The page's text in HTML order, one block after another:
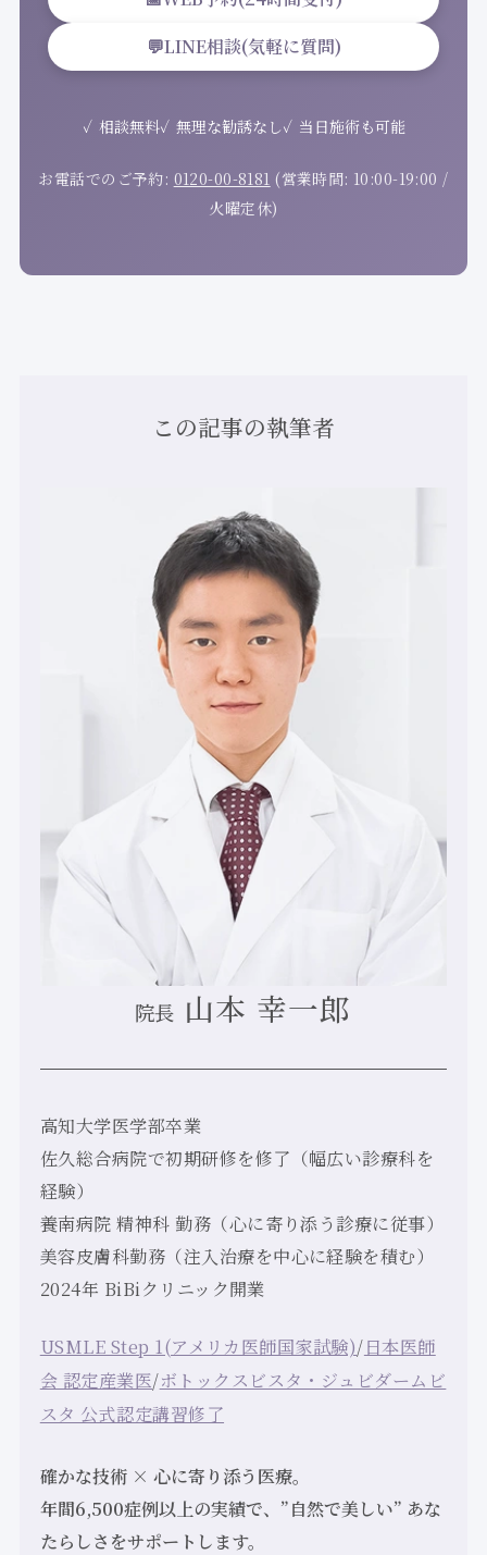
💬LINE相談(気軽に質問)
相談無料 無理な勧誘なし 当日施術も可能
お電話でのご予約: 0120-00-8181 (営業時間: 10:00-19:00 /
火曜定休)
この記事の執筆者
院長 山本 幸一郎
高知大学医学部卒業
佐久総合病院で初期研修を修了（幅広い診療科を
経験）
養南病院 精神科 勤務（心に寄り添う診療に従事）
美容皮膚科勤務（注入治療を中心に経験を積む）
2024年 BiBiクリニック開業
USMLE Step 1(アメリカ医師国家試験)/日本医師
会 認定産業医/ボトックスビスタ・ジュビダームビ
スタ 公式認定講習修了
確かな技術 × 心に寄り添う医療。
年間6,500症例以上の実績で、”自然で美しい” あな
たらしさをサポートします。